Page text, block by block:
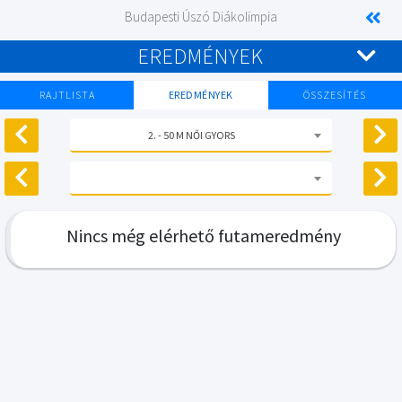
Budapesti Úszó Diákolimpia
EREDMÉNYEK
RAJTLISTA EREDMÉNYEK ÖSSZESÍTÉS
2. - 50 M NŐI GYORS
Nincs még elérhető futameredmény